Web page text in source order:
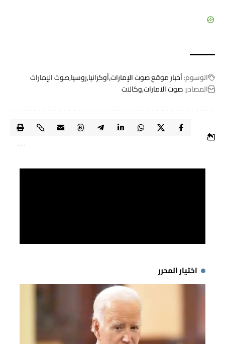
الوسوم:أخبار موقع صوت الإماراتأوكرانياروسياصوت الإمارات
المصادر:صوت الاماراتوكالات
اختيار المحرر